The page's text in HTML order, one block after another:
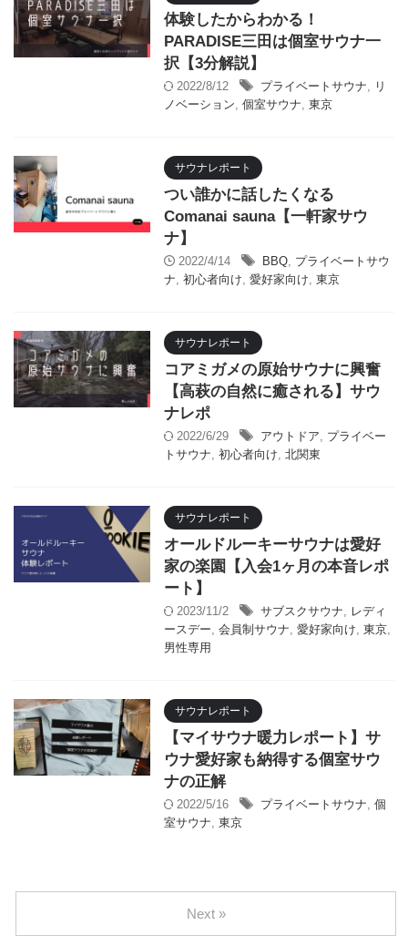
体験したからわかる！
PARADISE三田は個室サウナ一
択【3分解説】
2022/8/12 プライベートサウナ, リ
ノベーション, 個室サウナ, 東京
サウナレポート
つい誰かに話したくなる
Comanai sauna【一軒家サウ
ナ】
2022/4/14 BBQ, プライベートサウ
ナ, 初心者向け, 愛好家向け, 東京
サウナレポート
コアミガメの原始サウナに興奮
【高萩の自然に癒される】サウ
ナレポ
2022/6/29 アウトドア, プライベー
トサウナ, 初心者向け, 北関東
サウナレポート
オールドルーキーサウナは愛好
家の楽園【入会1ヶ月の本音レポ
ート】
2023/11/2 サブスクサウナ, レディ
ースデー, 会員制サウナ, 愛好家向け, 東京,
男性専用
サウナレポート
【マイサウナ暖力レポート】サ
ウナ愛好家も納得する個室サウ
ナの正解
2022/5/16 プライベートサウナ, 個
室サウナ, 東京
Next »